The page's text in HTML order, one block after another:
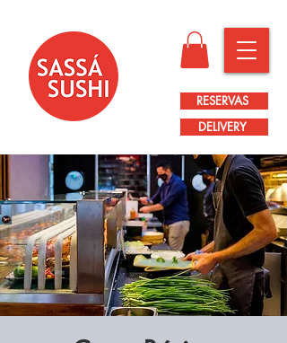
RESERVAS
DELIVERY